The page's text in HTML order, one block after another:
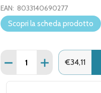
EAN: 8033140690277
Scopri la scheda prodotto
Quantità:
DIMINUISCI QUANTITÀ DI
AUMENTA
€34,11